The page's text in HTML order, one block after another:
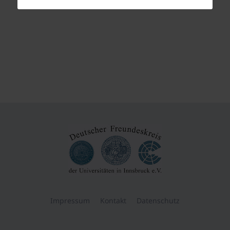
Impressum Kontakt Datenschutz